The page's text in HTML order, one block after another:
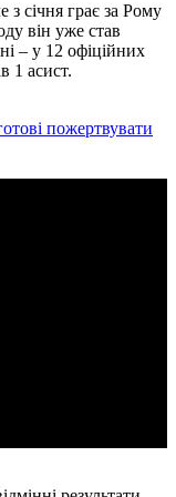
січня грає за Рому
він уже став
– у 12 офіційних
1 асист.
пожертвувати